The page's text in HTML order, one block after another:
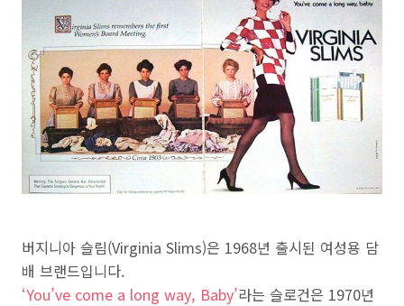
버지니아 슬림(Virginia Slims)은 1968년 출시된 여성용 담
배 브랜드입니다.
‘You’ve come a long way, Baby’라는 슬로건은 1970년